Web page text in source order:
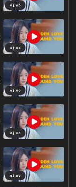
۰۱:۰۰
۰۱:۰۰
۰۱:۰۰
۰۱:۰۰
۰۱:۰۰